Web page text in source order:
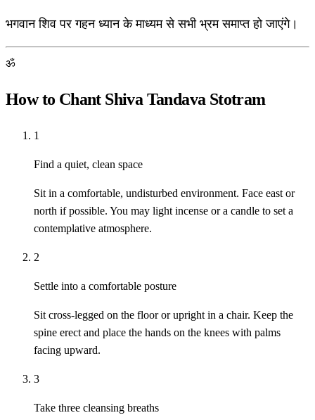
भगवान शिव पर गहन ध्यान के माध्यम से सभी भ्रम समाप्त हो जाएंगे।
ॐ
How to Chant Shiva Tandava Stotram
1
Find a quiet, clean space
Sit in a comfortable, undisturbed environment. Face east or
north if possible. You may light incense or a candle to set a
contemplative atmosphere.
2
Settle into a comfortable posture
Sit cross-legged on the floor or upright in a chair. Keep the
spine erect and place the hands on the knees with palms
facing upward.
3
Take three cleansing breaths